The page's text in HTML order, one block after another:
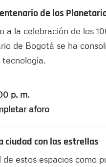
de los
a la celebración de los
de Bogotá se ha
p. m.
aforo
ciudad con las
de estos espacios como